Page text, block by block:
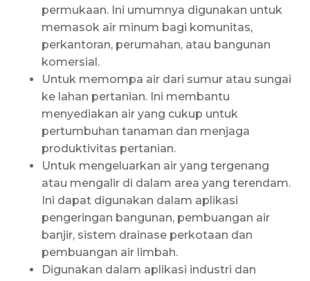
permukaan. Ini umumnya digunakan untuk
memasok air minum bagi komunitas,
perkantoran, perumahan, atau bangunan
komersial.
Untuk memompa air dari sumur atau sungai
ke lahan pertanian. Ini membantu
menyediakan air yang cukup untuk
pertumbuhan tanaman dan menjaga
produktivitas pertanian.
Untuk mengeluarkan air yang tergenang
atau mengalir di dalam area yang terendam.
Ini dapat digunakan dalam aplikasi
pengeringan bangunan, pembuangan air
banjir, sistem drainase perkotaan dan
pembuangan air limbah.
Digunakan dalam aplikasi industri dan